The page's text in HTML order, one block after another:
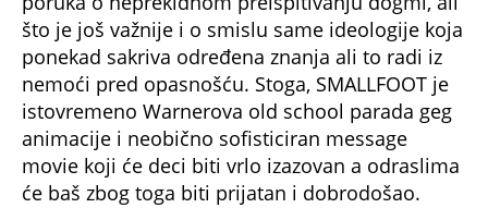
što je još važnije i o smislu same ideologije koja
ponekad sakriva određena znanja ali to radi iz
nemoći pred opasnošću. Stoga, SMALLFOOT je
istovremeno Warnerova old school parada geg
animacije i neobično sofisticiran message
movie koji će deci biti vrlo izazovan a odraslima
će baš zbog toga biti prijatan i dobrodošao.